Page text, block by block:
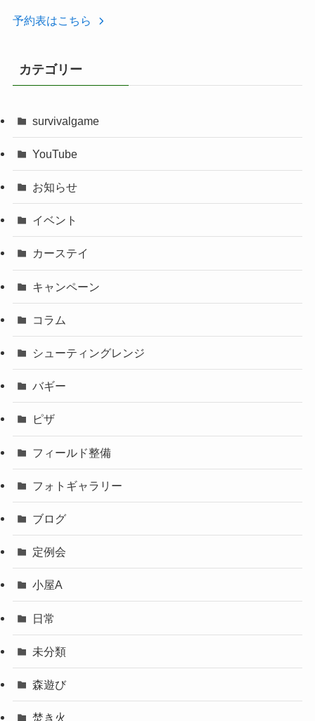
予約表はこちら
カテゴリー
survivalgame
YouTube
お知らせ
イベント
カーステイ
キャンペーン
コラム
シューティングレンジ
バギー
ピザ
フィールド整備
フォトギャラリー
ブログ
定例会
小屋A
日常
未分類
森遊び
焚き火